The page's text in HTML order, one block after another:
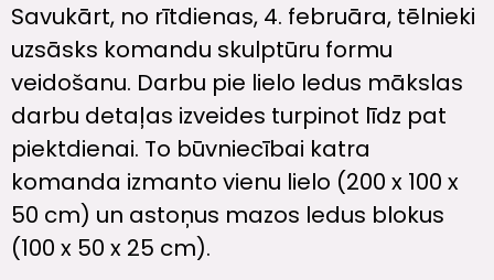
Savukārt, no rītdienas, 4. februāra, tēlnieki
uzsāsks komandu skulptūru formu
veidošanu. Darbu pie lielo ledus mākslas
darbu detaļas izveides turpinot līdz pat
piektdienai. To būvniecībai katra
komanda izmanto vienu lielo (200 x 100 x
50 cm) un astoņus mazos ledus blokus
(100 x 50 x 25 cm).